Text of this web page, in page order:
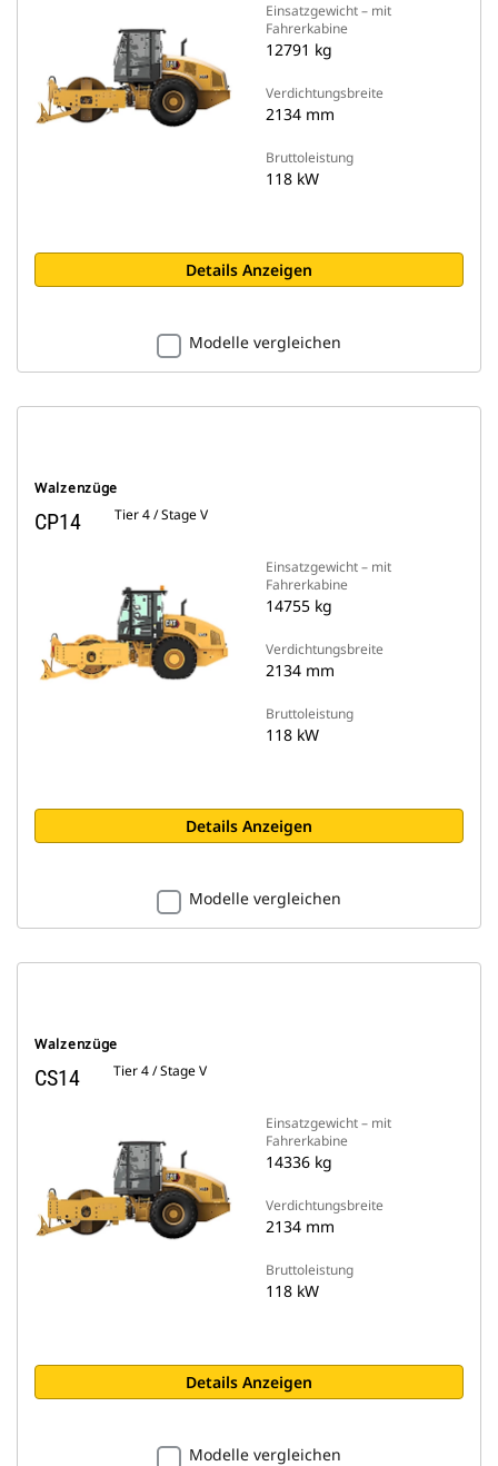
Einsatzgewicht – mit
Fahrerkabine
12791 kg
Verdichtungsbreite
2134 mm
Bruttoleistung
118 kW
Details Anzeigen
Modelle vergleichen
Walzenzüge
CP14 Tier 4 / Stage V
Einsatzgewicht – mit
Fahrerkabine
14755 kg
Verdichtungsbreite
2134 mm
Bruttoleistung
118 kW
Details Anzeigen
Modelle vergleichen
Walzenzüge
CS14 Tier 4 / Stage V
Einsatzgewicht – mit
Fahrerkabine
14336 kg
Verdichtungsbreite
2134 mm
Bruttoleistung
118 kW
Details Anzeigen
Modelle vergleichen